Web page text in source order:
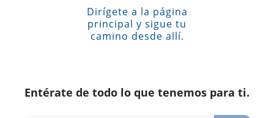
Dirígete a la página
principal y sigue tu
camino desde allí.
Entérate de todo lo que tenemos para ti.